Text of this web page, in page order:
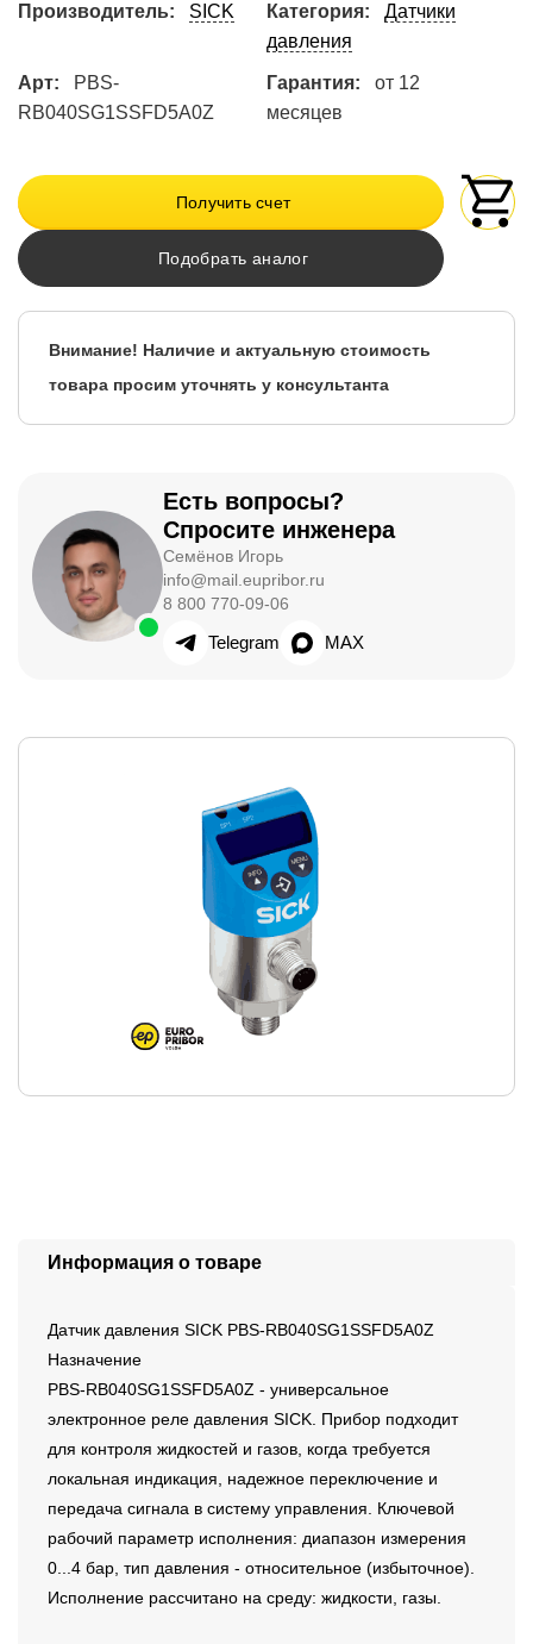
Производитель: SICK Категория:
Датчики
давления
Арт:
PBS-
RB040SG1SSFD5A0Z
Гарантия:
от 12
месяцев
Получить счет
Подобрать аналог
Внимание! Наличие и актуальную стоимость
товара просим уточнять у консультанта
Есть вопросы?
Спросите инженера
Семёнов Игорь
info@mail.eupribor.ru
8 800 770-09-06
Telegram MAX
Информация о товаре
Датчик давления SICK PBS-RB040SG1SSFD5A0Z
Назначение
PBS-RB040SG1SSFD5A0Z - универсальное
электронное реле давления SICK. Прибор подходит
для контроля жидкостей и газов, когда требуется
локальная индикация, надежное переключение и
передача сигнала в систему управления. Ключевой
рабочий параметр исполнения: диапазон измерения
0...4 бар, тип давления - относительное (избыточное).
Исполнение рассчитано на среду: жидкости, газы.